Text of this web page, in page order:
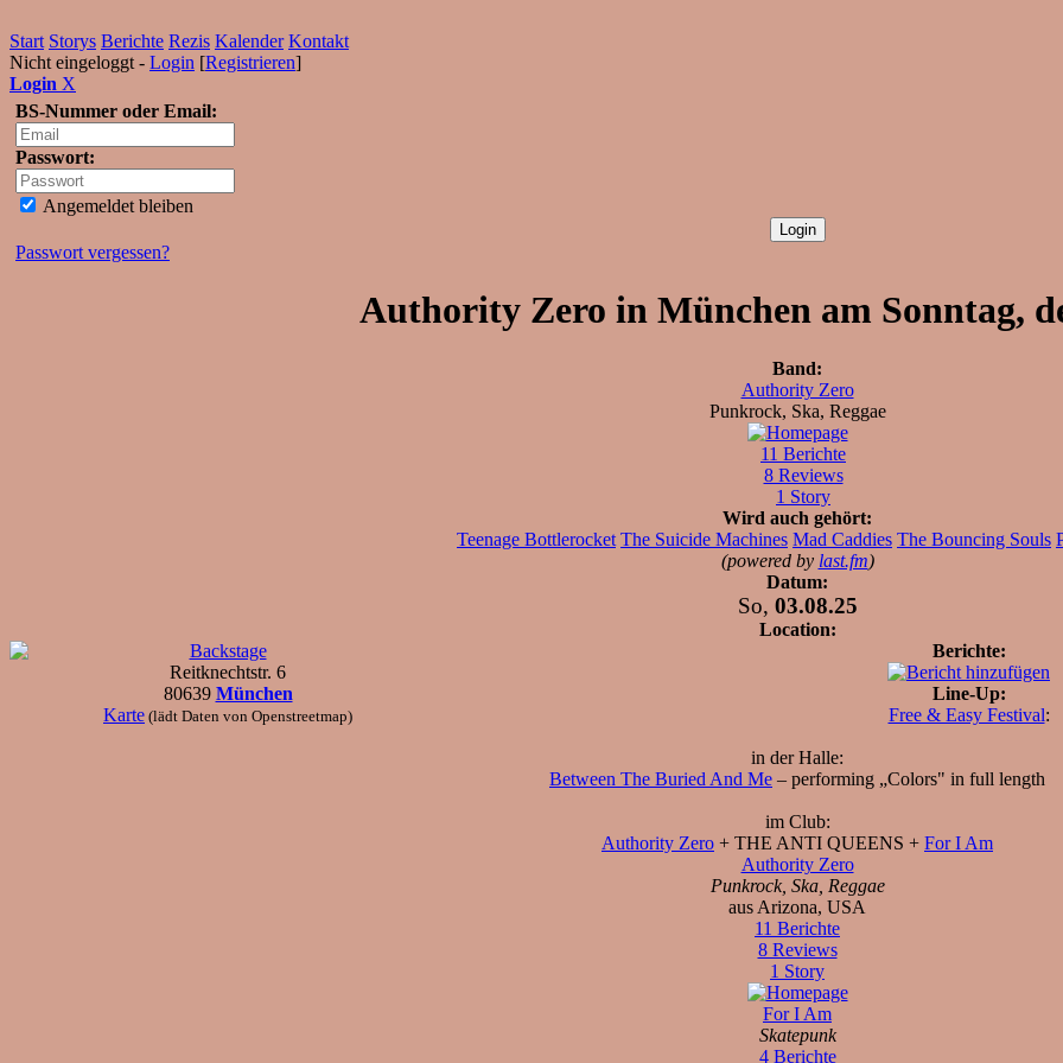
Start Storys Berichte Rezis Kalender Kontakt
Nicht eingeloggt - Login [Registrieren]
Login X
BS-Nummer oder Email:
Passwort:
Angemeldet bleiben
Passwort vergessen?
Authority Zero in München am Sonntag,
Band:
Authority Zero
Punkrock, Ska, Reggae
11 Berichte
8 Reviews
1 Story
Wird auch gehört:
Teenage Bottlerocket The Suicide Machines Mad Caddies The Bouncing Souls
(powered by last.fm)
Datum:
So, 03.08.25
Location:
Backstage
Reitknechtstr. 6
80639 München
Karte (lädt Daten von Openstreetmap)
Berichte:
Line-Up:
Free & Easy Festival:
in der Halle:
Between The Buried And Me – performing „Colors" in full length
im Club:
Authority Zero + THE ANTI QUEENS + For I Am
Authority Zero
Punkrock, Ska, Reggae
aus Arizona, USA
11 Berichte
8 Reviews
1 Story
For I Am
Skatepunk
4 Berichte